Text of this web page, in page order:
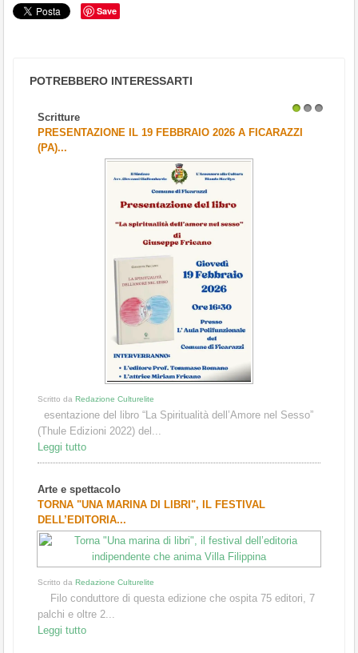
Save
POTREBBERO INTERESSARTI
Scritture
PRESENTAZIONE IL 19 FEBBRAIO 2026 A FICARAZZI
(PA)...
Scritto da Redazione Culturelite
esentazione del libro “La Spiritualità dell’Amore nel Sesso”
(Thule Edizioni 2022) del...
Leggi tutto
Arte e spettacolo
TORNA "UNA MARINA DI LIBRI", IL FESTIVAL
DELL’EDITORIA...
Scritto da Redazione Culturelite
Filo conduttore di questa edizione che ospita 75 editori, 7
palchi e oltre 2...
Leggi tutto